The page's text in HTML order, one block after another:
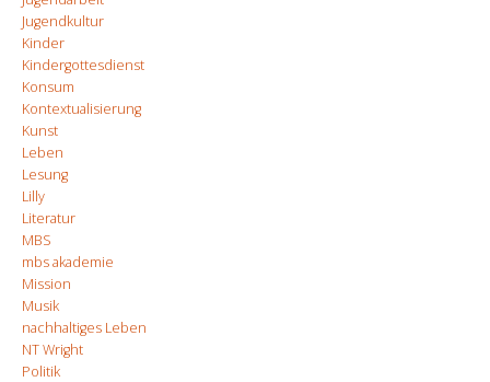
Jugendkultur
Kinder
Kindergottesdienst
Konsum
Kontextualisierung
Kunst
Leben
Lesung
Lilly
Literatur
MBS
mbs akademie
Mission
Musik
nachhaltiges Leben
NT Wright
Politik